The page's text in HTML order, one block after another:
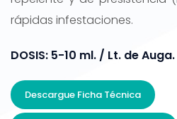
rápidas infestaciones.
DOSIS: 5-10 ml. / Lt. de Auga.
Descargue Ficha Técnica